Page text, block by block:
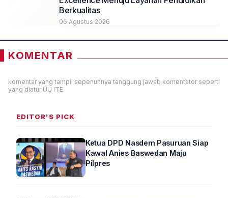
Berkualitas
06 Agustus 2026
KOMENTAR
komentar yang tampil sepenuhnya tanggung jawab komentator seperti
yang diatur UU ITE
EDITOR'S PICK
Ketua DPD Nasdem Pasuruan Siap
Kawal Anies Baswedan Maju
Pilpres